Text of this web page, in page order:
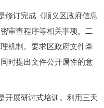
订完成《顺义区政府信息
审查程序等相关事项。二
机制。要求区政府文件牵
时提出文件公开属性的意
展研讨式培训。利用三天